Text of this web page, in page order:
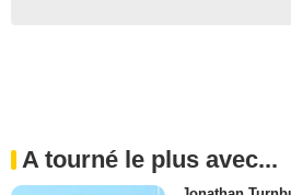
A tourné le plus avec...